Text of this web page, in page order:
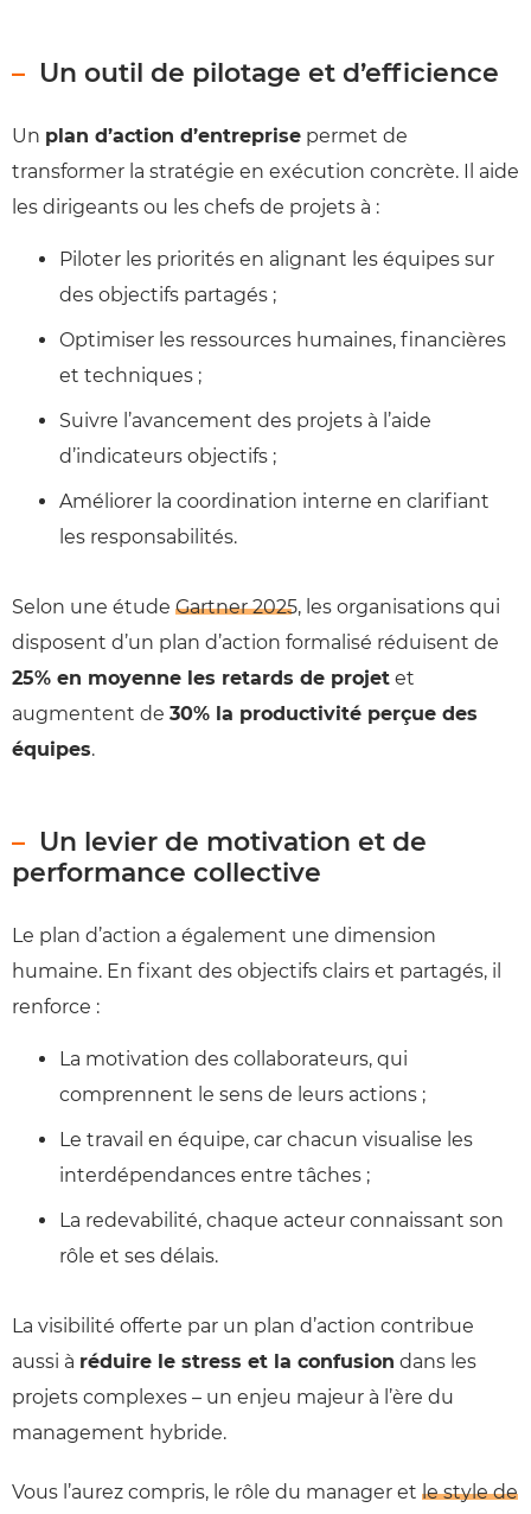
Un outil de pilotage et d’efficience
Un plan d’action d’entreprise permet de
transformer la stratégie en exécution concrète. Il aide
les dirigeants ou les chefs de projets à :
Piloter les priorités en alignant les équipes sur
des objectifs partagés ;
Optimiser les ressources humaines, financières
et techniques ;
Suivre l’avancement des projets à l’aide
d’indicateurs objectifs ;
Améliorer la coordination interne en clarifiant
les responsabilités.
Selon une étude Gartner 2025, les organisations qui
disposent d’un plan d’action formalisé réduisent de
25% en moyenne les retards de projet et
augmentent de 30% la productivité perçue des
équipes.
Un levier de motivation et de
performance collective
Le plan d’action a également une dimension
humaine. En fixant des objectifs clairs et partagés, il
renforce :
La motivation des collaborateurs, qui
comprennent le sens de leurs actions ;
Le travail en équipe, car chacun visualise les
interdépendances entre tâches ;
La redevabilité, chaque acteur connaissant son
rôle et ses délais.
La visibilité offerte par un plan d’action contribue
aussi à réduire le stress et la confusion dans les
projets complexes – un enjeu majeur à l’ère du
management hybride.
Vous l’aurez compris, le rôle du manager et le style de